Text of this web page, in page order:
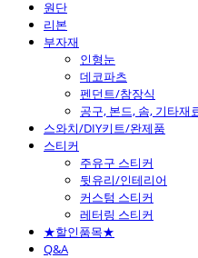
원단
리본
부자재
인형눈
데코파츠
펜던트/참장식
공구, 본드, 솜, 기타재
스와치/DIY키트/완제품
스티커
주유구 스티커
뒷유리/인테리어
커스텀 스티커
레터링 스티커
★할인품목★
Q&A